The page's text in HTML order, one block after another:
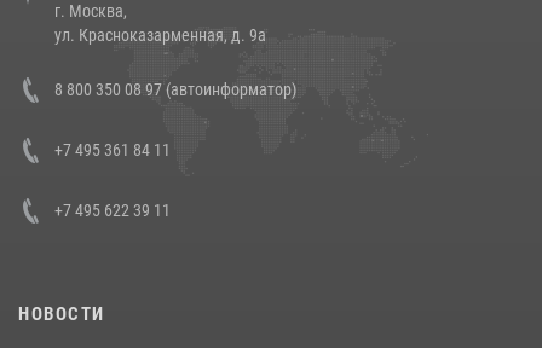
14 июля 2026, 12:20
В Росгвардии прошла военно-научная конференция по обобщению
боевого опыта
г. Москва,
ул. Красноказарменная, д. 9а
8 800 350 08 97 (автоинформатор)
+7 495 361 84 11
+7 495 622 39 11
НОВОСТИ